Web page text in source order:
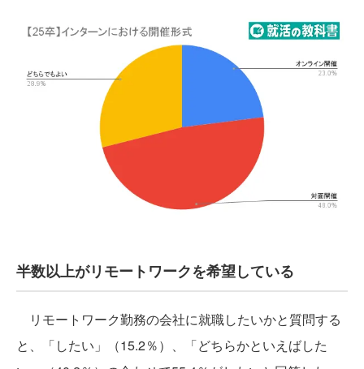
半数以上がリモートワークを希望している
リモートワーク勤務の会社に就職したいかと質問する
と、「したい」（15.2％）、「どちらかといえばした